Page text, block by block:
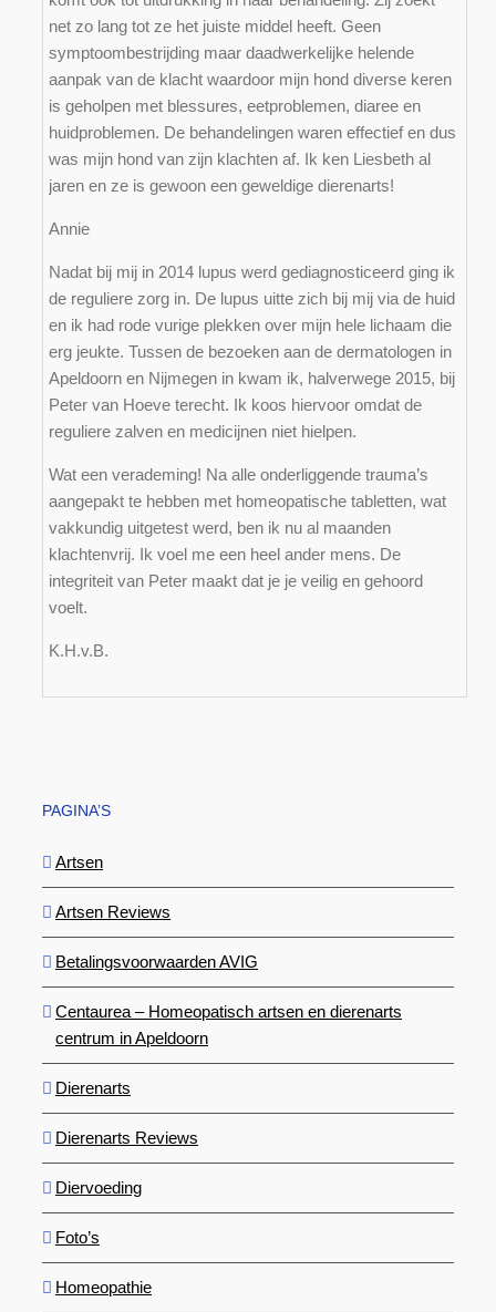
net zo lang tot ze het juiste middel heeft. Geen
symptoombestrijding maar daadwerkelijke helende
aanpak van de klacht waardoor mijn hond diverse keren
is geholpen met blessures, eetproblemen, diaree en
huidproblemen. De behandelingen waren effectief en dus
was mijn hond van zijn klachten af. Ik ken Liesbeth al
jaren en ze is gewoon een geweldige dierenarts!
Annie
Nadat bij mij in 2014 lupus werd gediagnosticeerd ging ik
de reguliere zorg in. De lupus uitte zich bij mij via de huid
en ik had rode vurige plekken over mijn hele lichaam die
erg jeukte. Tussen de bezoeken aan de dermatologen in
Apeldoorn en Nijmegen in kwam ik, halverwege 2015, bij
Peter van Hoeve terecht. Ik koos hiervoor omdat de
reguliere zalven en medicijnen niet hielpen.
Wat een verademing! Na alle onderliggende trauma’s
aangepakt te hebben met homeopatische tabletten, wat
vakkundig uitgetest werd, ben ik nu al maanden
klachtenvrij. Ik voel me een heel ander mens. De
integriteit van Peter maakt dat je je veilig en gehoord
voelt.
K.H.v.B.
PAGINA’S
Artsen
Artsen Reviews
Betalingsvoorwaarden AVIG
Centaurea – Homeopatisch artsen en dierenarts
centrum in Apeldoorn
Dierenarts
Dierenarts Reviews
Diervoeding
Foto’s
Homeopathie